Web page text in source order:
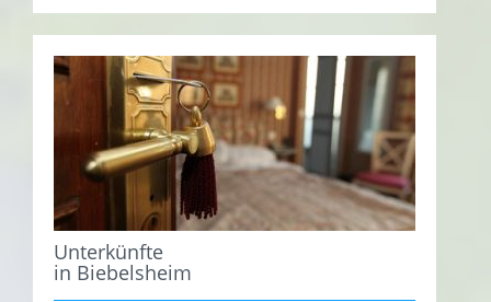
Unterkünfte
in Biebelsheim